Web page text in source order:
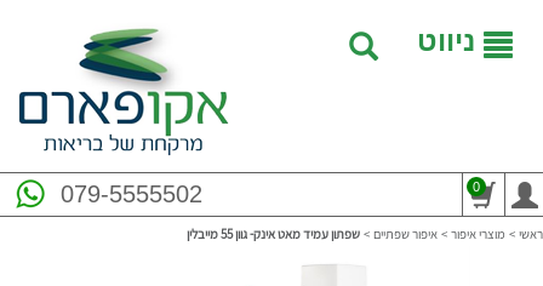
ניווט
079-5555502 0
ראשי > מוצרי איפור > איפור שפתיים > שפתון עמיד מאט אינק- גוון 55 מייבלין